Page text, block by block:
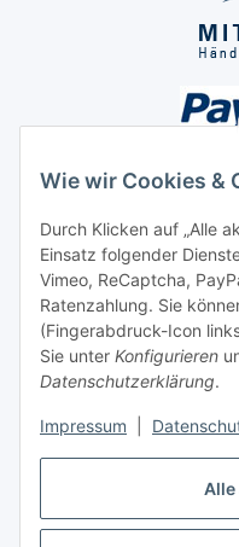
Alle
Wie wir Cookies &
Durch Klicken auf „Alle
Einsatz folgender
Vimeo, ReCaptcha,
Ratenzahlung. Sie
(Fingerabdruck-Icon
Sie unter Konfigurieren
Datenschutzerklärung.
Impressum
Unsere Seiten
Social Media